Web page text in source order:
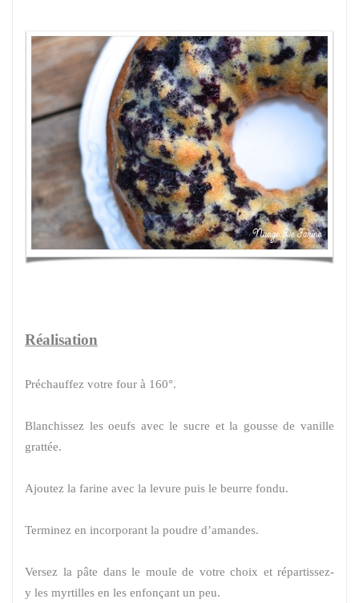
Réalisation
Préchauffez votre four à 160°.
Blanchissez les oeufs avec le sucre et la gousse de vanille
grattée.
Ajoutez la farine avec la levure puis le beurre fondu.
Terminez en incorporant la poudre d’amandes.
Versez la pâte dans le moule de votre choix et répartissez-
y les myrtilles en les enfonçant un peu.